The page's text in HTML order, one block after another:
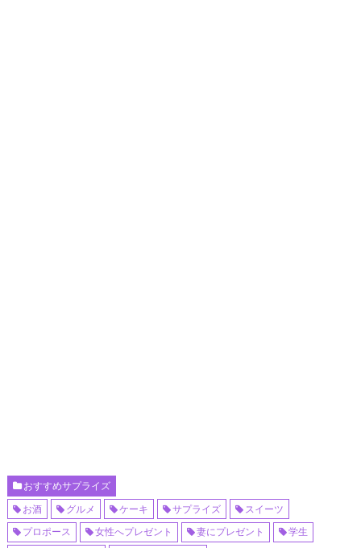
おすすめサプライズ
お酒
グルメ ケーキ サプライズ
スイーツ
プロポース
女性へプレゼント 妻にプレゼント
学生